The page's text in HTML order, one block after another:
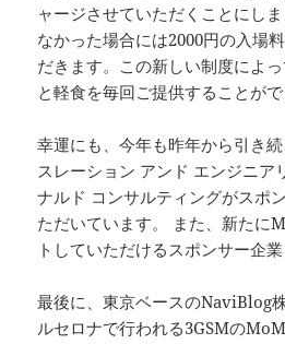
ャージさせていただくことにし
なかった場合には2000円の入場
だきます。この新しい制度によ
と軽食を毎回ご提供することがで
幸運にも、今年も昨年から引き
スレーション アンド エンジニア
ナルド コンサルティングがスポ
ただいています。 また、新たに
トしていただけるスポンサー企
最後に、東京ベースのNaviBlog
ルセロナで行われる3GSMの